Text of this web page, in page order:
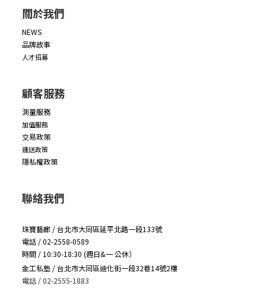
關於我們
NEWS
品牌故事
人才招募
顧客服務
測量服務
加值服務
交易政策
運送政策
隱私權政策
聯絡我們
珠寶藝廊 / 台北市大同區延平北路一段133號
電話 / 02-2558-0589
時間 / 10:30-18:30 (週日&一 公休）
金工私塾 / 台北市大同區迪化街一段32巷14號2樓
電話 / 02-2555-1883